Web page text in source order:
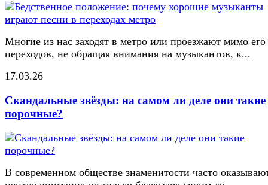
Многие из нас заходят в метро или проезжают мимо его
переходов, не обращая внимания на музыкантов, к...
17.03.26
Скандальные звёзды: на самом ли деле они такие
порочные?
В современном обществе знаменитости часто